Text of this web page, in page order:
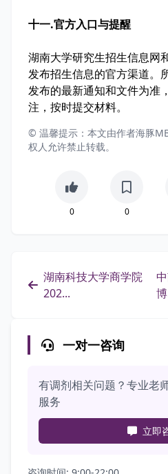
十一.官方入口与提醒
湖南大学研究生招生信息网
发布招生信息的官方渠道。
发布的最新通知和文件为准
注，按时提交材料。
© 温馨提示：本文由作者海豚
权人允许禁止转载。
0 0
湖南科技大学商学院
202...
一对一咨询
有调剂相关问题？专业老
服务
立即